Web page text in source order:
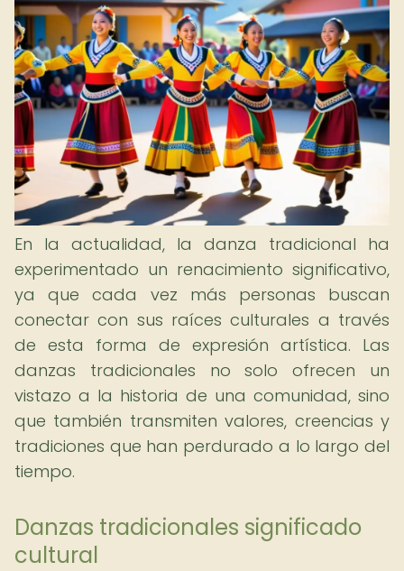
En la actualidad, la danza tradicional ha
experimentado un renacimiento significativo,
ya que cada vez más personas buscan
conectar con sus raíces culturales a través
de esta forma de expresión artística. Las
danzas tradicionales no solo ofrecen un
vistazo a la historia de una comunidad, sino
que también transmiten valores, creencias y
tradiciones que han perdurado a lo largo del
tiempo.
Danzas tradicionales significado
cultural